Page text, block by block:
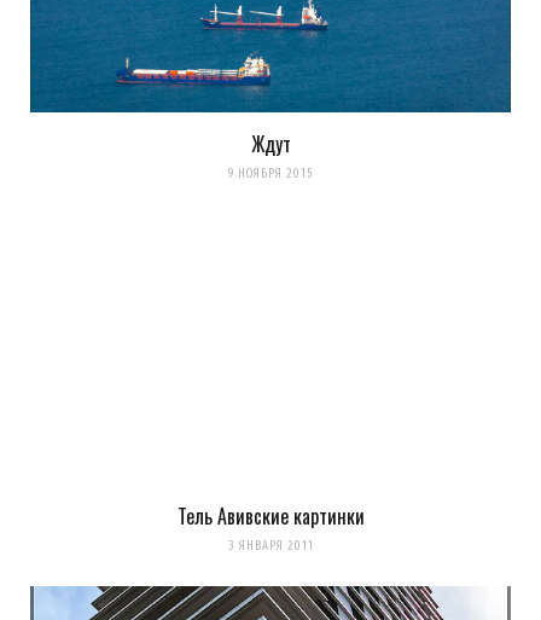
Ждут
9 НОЯБРЯ 2015
Тель Авивские картинки
3 ЯНВАРЯ 2011